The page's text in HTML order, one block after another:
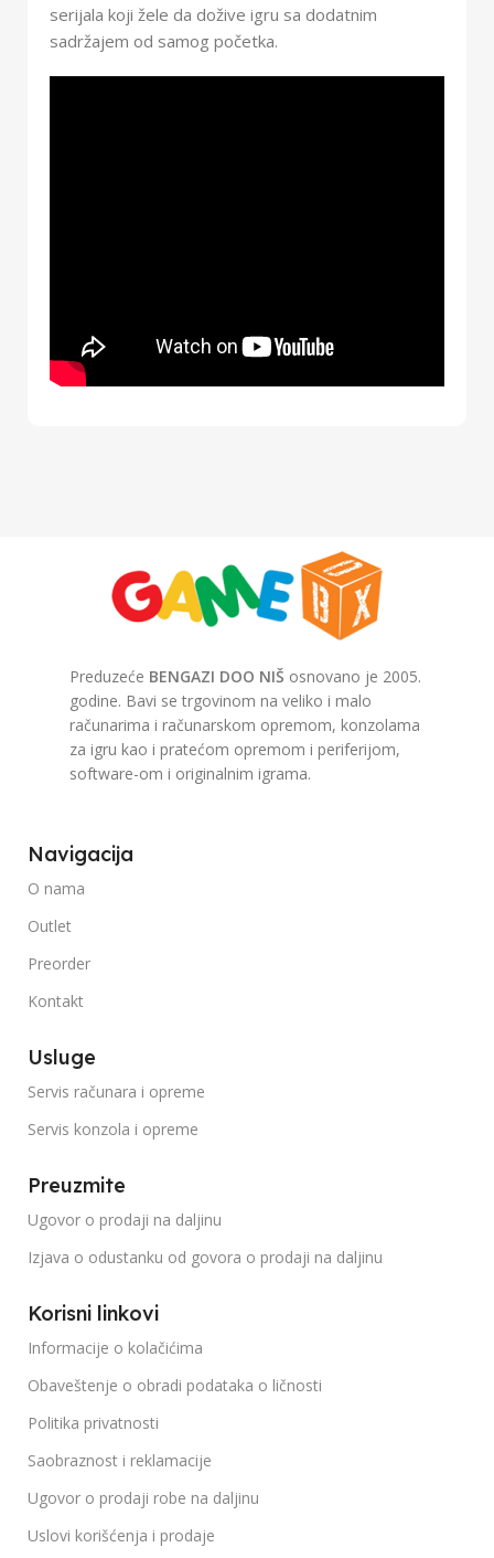
serijala koji žele da dožive igru sa dodatnim
sadržajem od samog početka.
Preduzeće BENGAZI DOO NIŠ osnovano je 2005.
godine. Bavi se trgovinom na veliko i malo
računarima i računarskom opremom, konzolama
za igru kao i pratećom opremom i periferijom,
software-om i originalnim igrama.
Navigacija
O nama
Outlet
Preorder
Kontakt
Usluge
Servis računara i opreme
Servis konzola i opreme
Preuzmite
Ugovor o prodaji na daljinu
Izjava o odustanku od govora o prodaji na daljinu
Korisni linkovi
Informacije o kolačićima
Obaveštenje o obradi podataka o ličnosti
Politika privatnosti
Saobraznost i reklamacije
Ugovor o prodaji robe na daljinu
Uslovi korišćenja i prodaje